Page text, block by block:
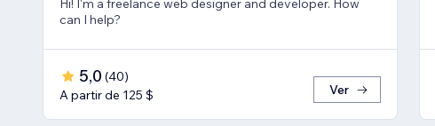
Hi! I'm a freelance web designer and developer. How
can I help?
5,0 (40)
A partir de 125 $
Ver